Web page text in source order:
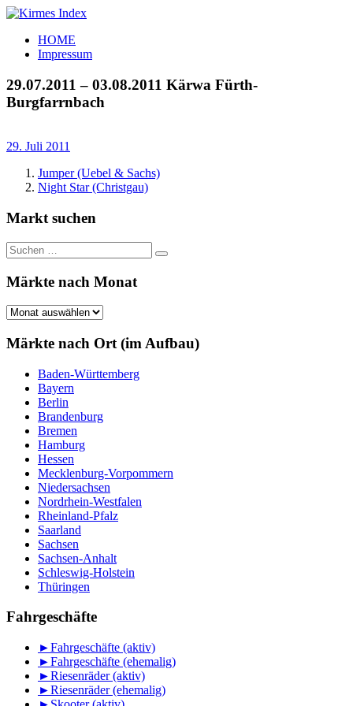
Zum
springen
Kirmes
Index
Tourpläne
der
letzten
Jahre
HOME
Impressum
29.07.2011 – 03.08.2011 Kärwa Fürth-
Burgfarrnbach
29. Juli 2011
Jumper (Uebel & Sachs)
Night Star (Christgau)
Markt suchen
Suchen
nach:
Suchen
Märkte nach Monat
Märkte
Monat
Märkte nach Ort (im Aufbau)
Baden-Württemberg
Bayern
Berlin
Brandenburg
Bremen
Hamburg
Hessen
Mecklenburg-Vorpommern
Niedersachsen
Nordrhein-Westfalen
Rheinland-Pfalz
Saarland
Sachsen
Sachsen-Anhalt
Schleswig-Holstein
Thüringen
Fahrgeschäfte
►Fahrgeschäfte (aktiv)
►Fahrgeschäfte (ehemalig)
►Riesenräder (aktiv)
►Riesenräder (ehemalig)